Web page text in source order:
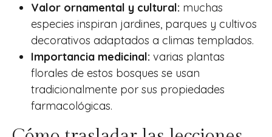
Valor ornamental y cultural: muchas
especies inspiran jardines, parques y cultivos
decorativos adaptados a climas templados.
Importancia medicinal: varias plantas
florales de estos bosques se usan
tradicionalmente por sus propiedades
farmacológicas.